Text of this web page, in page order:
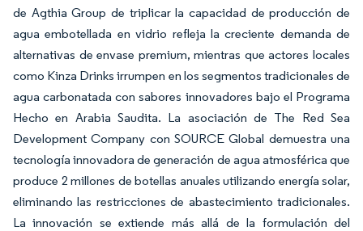
de Agthia Group de triplicar la capacidad de producción de
agua embotellada en vidrio refleja la creciente demanda de
alternativas de envase premium, mientras que actores locales
como Kinza Drinks irrumpen en los segmentos tradicionales de
agua carbonatada con sabores innovadores bajo el Programa
Hecho en Arabia Saudita. La asociación de The Red Sea
Development Company con SOURCE Global demuestra una
tecnología innovadora de generación de agua atmosférica que
produce 2 millones de botellas anuales utilizando energía solar,
eliminando las restricciones de abastecimiento tradicionales.
La innovación se extiende más allá de la formulación del